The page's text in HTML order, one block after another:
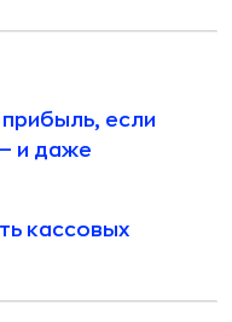
если
и даже
кассовых